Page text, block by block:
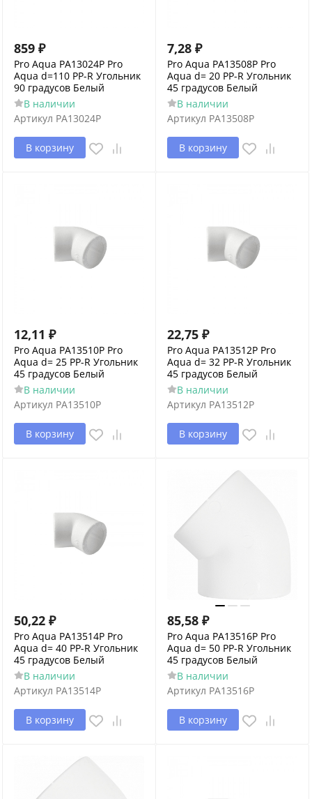
859 ₽
Pro Aqua PA13024P Pro
Aqua d=110 PP-R Угольник
90 градусов Белый
В наличии
Артикул PA13024P
В корзину
7,28 ₽
Pro Aqua PA13508P Pro
Aqua d= 20 PP-R Угольник
45 градусов Белый
В наличии
Артикул PA13508P
В корзину
12,11 ₽
Pro Aqua PA13510P Pro
Aqua d= 25 PP-R Угольник
45 градусов Белый
В наличии
Артикул PA13510P
В корзину
22,75 ₽
Pro Aqua PA13512P Pro
Aqua d= 32 PP-R Угольник
45 градусов Белый
В наличии
Артикул PA13512P
В корзину
50,22 ₽
Pro Aqua PA13514P Pro
Aqua d= 40 PP-R Угольник
45 градусов Белый
В наличии
Артикул PA13514P
В корзину
85,58 ₽
Pro Aqua PA13516P Pro
Aqua d= 50 PP-R Угольник
45 градусов Белый
В наличии
Артикул PA13516P
В корзину